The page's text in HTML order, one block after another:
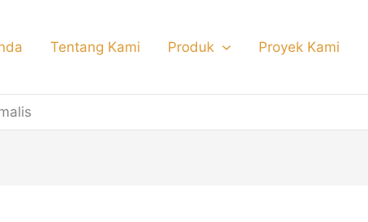
Tentang Kami Produk Proyek Kami